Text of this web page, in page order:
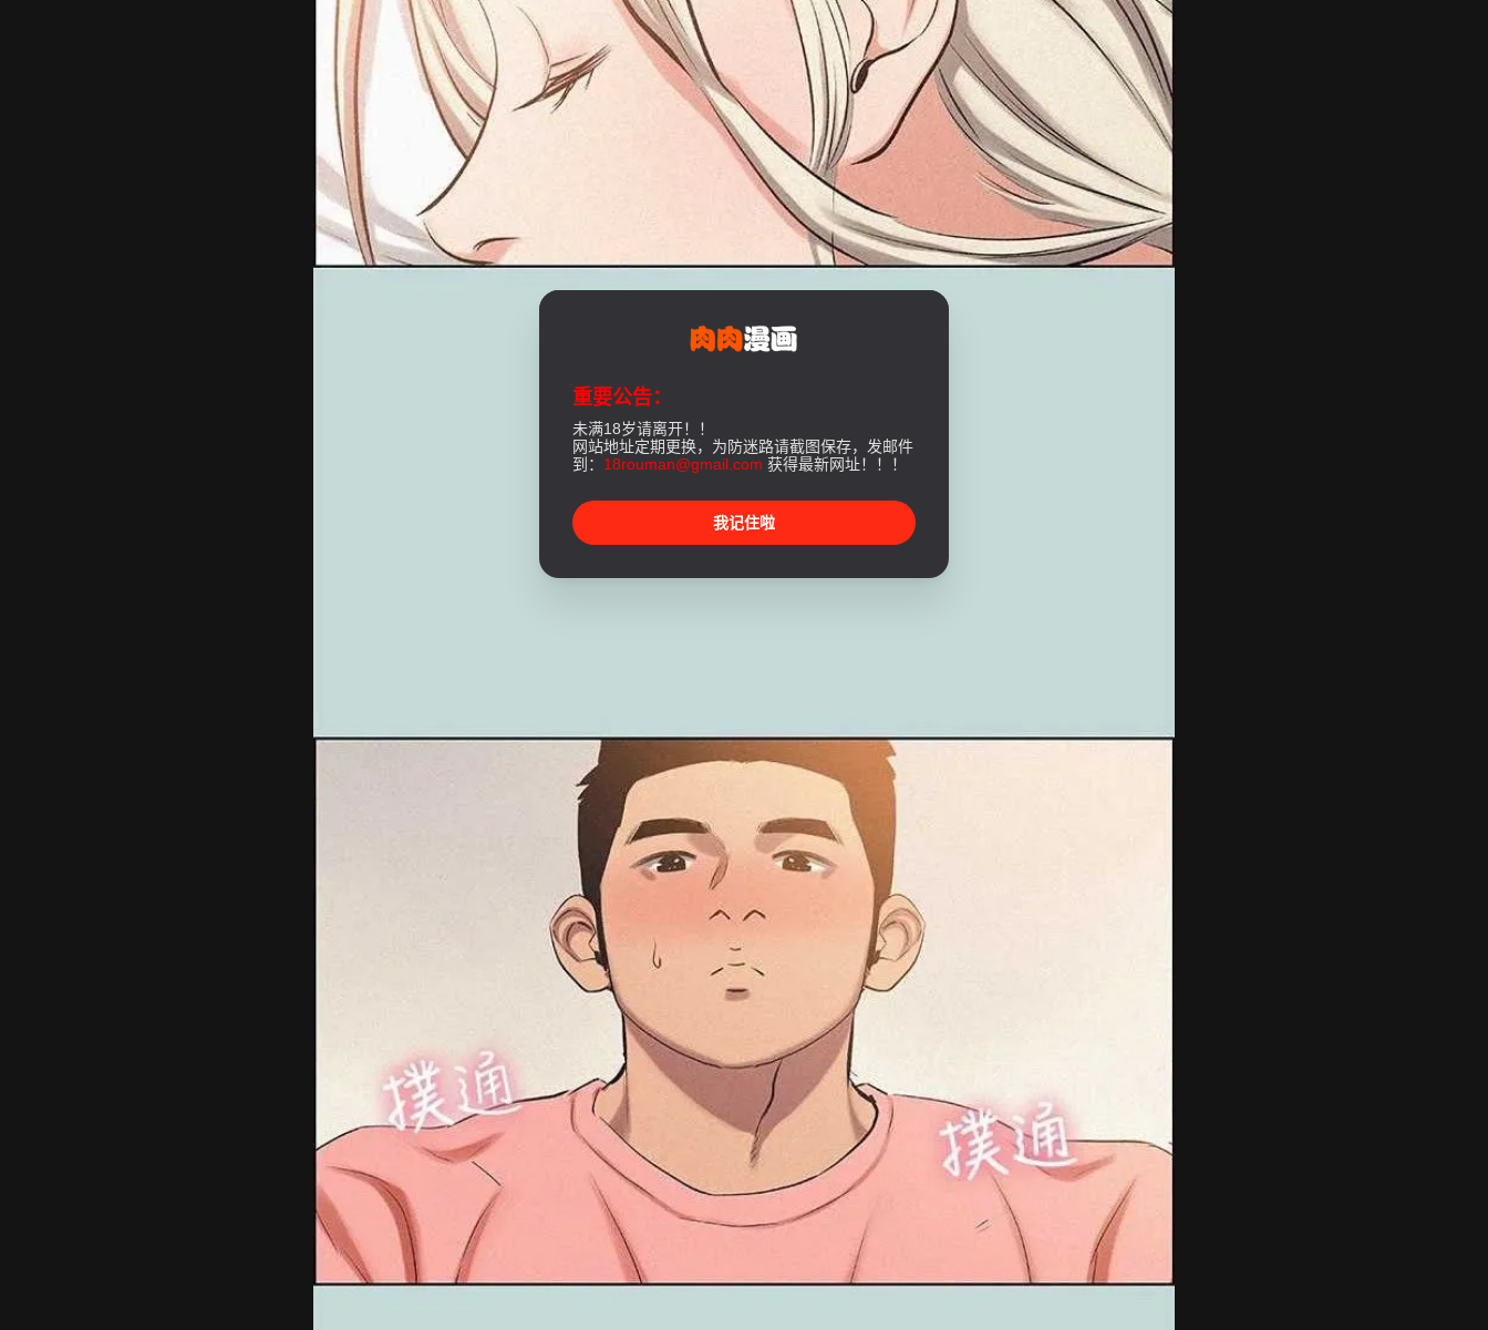
重要公告：
未满18岁请离开！！
网站地址定期更换，为防迷路请截图保存，发邮件
到： 18rouman@gmail.com 获得最新网址！！！
我记住啦